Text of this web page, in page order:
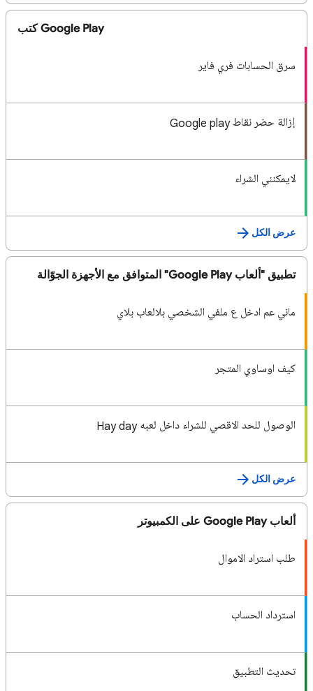
كتب Google Play
سرق الحسابات فري فاير
إزالة حضر نقاط Google play
لايمكنني الشراء
عرض الكل
تطبيق "ألعاب Google Play" المتوافق مع الأجهزة الجوّالة
ماني عم ادخل ع ملفي الشخصي بلالعاب بلاي
كيف اوساوي المتجر
الوصول للحد الاقصي للشراء داخل لعبه Hay day
عرض الكل
ألعاب Google Play على الكمبيوتر
طلب استراد الاموال
استرداد الحساب
تحديث التطبيق